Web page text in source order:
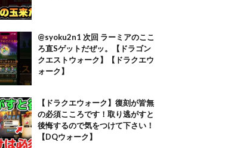
@syoku2n1 次回 ラーミアのここ
ろ直Sゲットだぜッ。【ドラゴン
クエストウォーク】【ドラクエウ
ォーク】
【ドラクエウォーク】復刻が皆無
の必須こころです！取り逃がすと
後悔するので気をつけて下さい！
【DQウォーク】